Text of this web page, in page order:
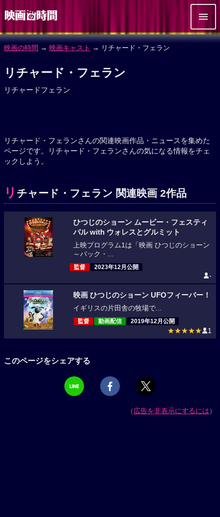
映画の時間 → 映画キャスト → リチャード・フェラン
リチャード・フェラン
リチャードフェラン
リチャード・フェランさんの関連映画作品・ニュースを集めた
ページです。リチャード・フェランさんの気になる情報をチェ
ックしよう。
リ チャード・フェラン 関連映画 2作品
ひつじのショーン ムービー・フェスティ
バル with ウォレスとグルミット
上映プログラム1は「映画 ひつじのショーン
～バック・...
監督 2023年12月公開
-
映画 ひつじのショーン UFOフィーバー！
イギリスの片田舎の牧場で...
監督 動画配信 2019年12月公開
★★★★★ 1
このページをシェアする
（広告を非表示にするには）